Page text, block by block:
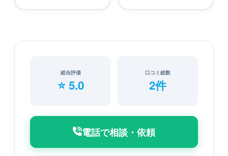
総合評価
⭐ 5.0
口コミ総数
2件
電話で相談・依頼